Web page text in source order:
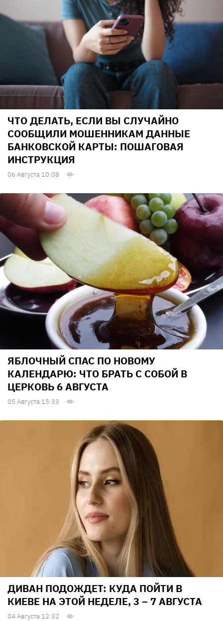
ЧТО ДЕЛАТЬ, ЕСЛИ ВЫ СЛУЧАЙНО
СООБЩИЛИ МОШЕННИКАМ ДАННЫЕ
БАНКОВСКОЙ КАРТЫ: ПОШАГОВАЯ
ИНСТРУКЦИЯ
06 Августа 10:08
ЯБЛОЧНЫЙ СПАС ПО НОВОМУ
КАЛЕНДАРЮ: ЧТО БРАТЬ С СОБОЙ В
ЦЕРКОВЬ 6 АВГУСТА
05 Августа 15:33
ДИВАН ПОДОЖДЕТ: КУДА ПОЙТИ В
КИЕВЕ НА ЭТОЙ НЕДЕЛЕ, 3 – 7 АВГУСТА
04 Августа 12:32